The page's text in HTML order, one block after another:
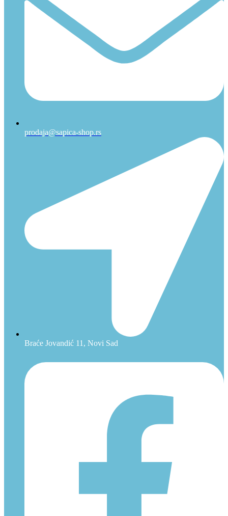
prodaja@sapica-shop.rs
Braće Jovandić 11, Novi Sad